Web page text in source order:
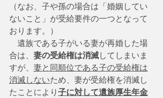
（なお、子や孫の場合は「婚姻してい
ないこと」が受給要件の一つとなって
おります。）
遺族である子がいる妻が再婚した場
合は、 妻の受給権は消滅してしまいま
すが、 妻と同順位である子の受給権は
消滅しないため、妻が受給権を消滅し
たことにより子に対して遺族厚生年金